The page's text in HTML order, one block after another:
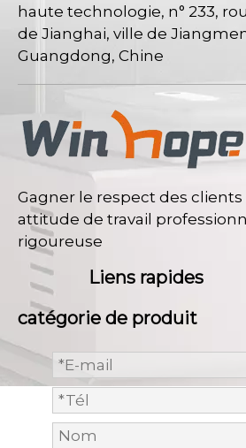
haute technologie, n° 233,
de Jianghai, ville de
Guangdong, Chine
Gagner le respect des clients
attitude de travail
rigoureuse
Liens rapides
catégorie de produit